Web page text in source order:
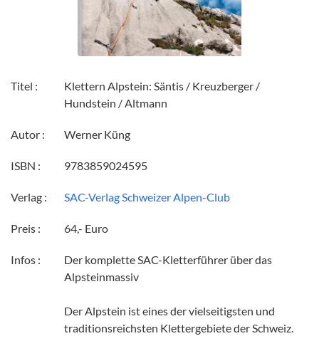
Titel :
Klettern Alpstein: Säntis / Kreuzberger /
Hundstein / Altmann
Autor : Werner Küng
ISBN : 9783859024595
Verlag : SAC-Verlag Schweizer Alpen-Club
Preis : 64,- Euro
Infos :
Der komplette SAC-Kletterführer über das
Alpsteinmassiv
Der Alpstein ist eines der vielseitigsten und
traditionsreichsten Klettergebiete der Schweiz.